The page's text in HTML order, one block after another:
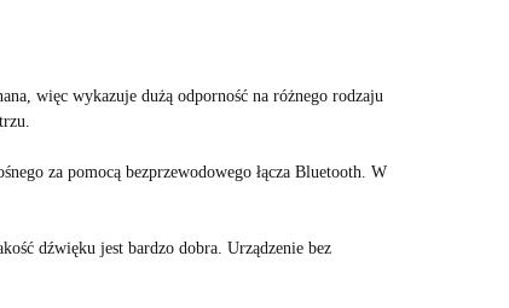
więc wykazuje dużą odporność na różnego rodzaju
za pomocą bezprzewodowego łącza Bluetooth. W
dźwięku jest bardzo dobra. Urządzenie bez